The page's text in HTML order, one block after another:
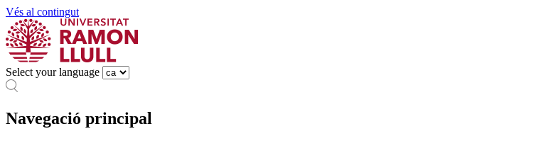
Vés al contingut
Select your language
Navegació principal